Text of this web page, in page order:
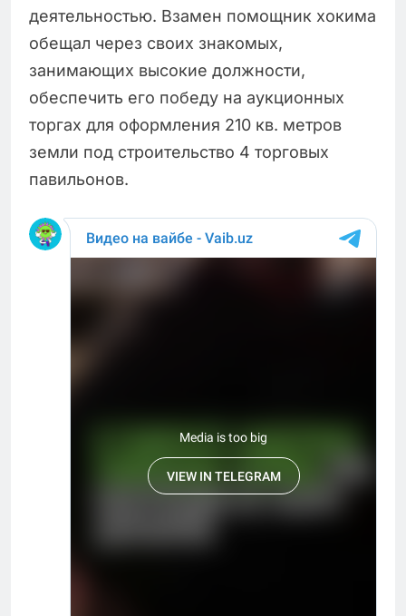
деятельностью. Взамен помощник хокима
обещал через своих знакомых,
занимающих высокие должности,
обеспечить его победу на аукционных
торгах для оформления 210 кв. метров
земли под строительство 4 торговых
павильонов.